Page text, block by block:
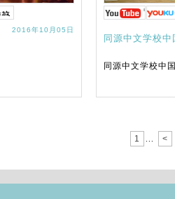
2016年10月05日
同源中文学校中
同源中文学校中
1 <